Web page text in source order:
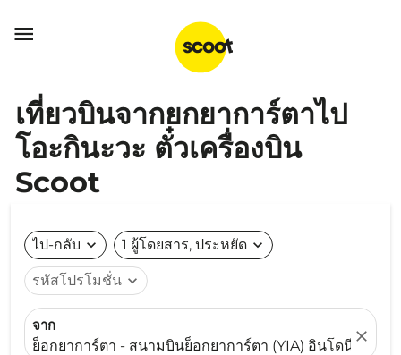

เที่ยวบินจากยกยาการ์ตาไป
โอะกินะวะ ตั๋วเครื่องบิน
Scoot
ไป-กลับ expand_more 1 ผู้โดยสาร, ประหยัด expand_more
รหัสโปรโมชั่น expand_more
จาก
ย็อกยาการ์ตา - สนามบินย็อกยาการ์ตา (YIA) อินโดนีเซีย
close